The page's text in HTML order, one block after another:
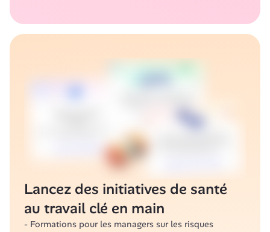
Lancez des initiatives de santé
au travail clé en main
- Formations pour les managers sur les risques